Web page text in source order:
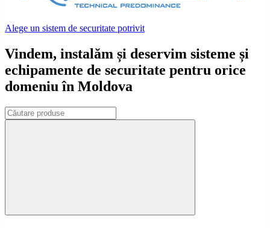
Alege un sistem de securitate potrivit
Vindem, instalăm și deservim sisteme și
echipamente de securitate pentru orice
domeniu în Moldova